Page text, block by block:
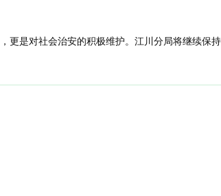
更是对社会治安的积极维护。江川分局将继续保